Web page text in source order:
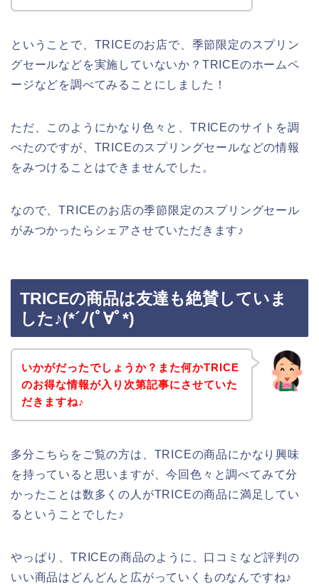
ということで、TRICEのお店で、季節限定のスプリン
グセールなどを実施していないか？TRICEのホームペ
ージなどを調べてみることにしました！
ただ、このようにかなり色々と、TRICEのサイトを調
べたのですが、TRICEのスプリングセールなどの情報
をみつけることはできませんでした。
なので、TRICEのお店の季節限定のスプリングセール
がみつかったらシェアさせていただきます♪
TRICEの商品は友達も絶賛していま
した♪(*´ﾉ(ﾟ∀ﾟ*)
いかがだったでしょうか？また何かTRICE
のお得な情報が入り次第記事にさせていた
だきますね♪
多分こちらをご覧の方は、TRICEの商品にかなり興味
を持っていると思いますが、今回色々と調べてみて分
かったことは数多くの人がTRICEの商品に満足してい
るということでした♪
やっぱり、TRICEの商品のように、口コミなど評判の
いい商品はどんどんと広がっていくものなんですね♪